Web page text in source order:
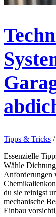
Tipps & Tricks /
Essenzielle
Wähle
Anforderungen
du sie reinigst
mechanische
Einbau